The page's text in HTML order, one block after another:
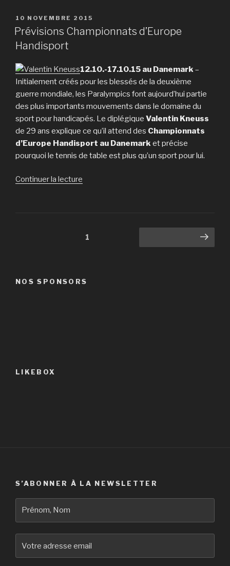
U15
à
Hongrie »
PUBLIÉ
LE
10 NOVEMBRE 2015
Prévisions Championnats d’Europe
Handisport
12.10.-17.10.15 au Danemark–
Initialement créés pour les blessés de la deuxième
guerre mondiale, les Paralympics font aujourd’hui partie
des plus importants mouvements dans le domaine du
sport pour handicapés. Le diplégique Valentin Kneuss
de 29 ans explique ce qu’il attend des Championnats
d’Europe Handisport au Danemarket précise
pourquoi le tennis de table est plus qu’un sport pour lui.
Continuer la lecture
1 Page suivante
NOS SPONSORS
LIKEBOX
S’ABONNER À LA NEWSLETTER